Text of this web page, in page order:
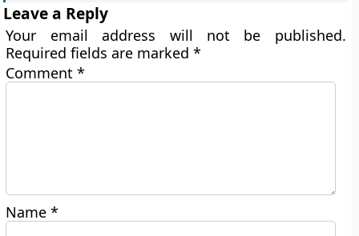
Leave a Reply
Your email address will not be published.
Required fields are marked*
Comment*
Name*